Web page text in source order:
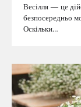
Весілля — це
безпосередньо
Оскільки…